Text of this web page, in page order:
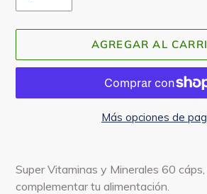
AGREGAR AL
Más opciones de
el
producto
Super Vitaminas y Minerales 60 cáps,
complementar tu alimentación.